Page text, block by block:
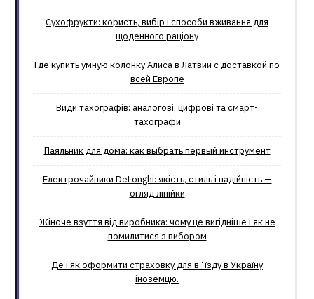
Сухофрукти: користь, вибір і способи вживання для
щоденного раціону
Где купить умную колонку Алиса в Латвии с доставкой по
всей Европе
Види тахографів: аналогові, цифрові та смарт-
тахографи
Паяльник для дома: как выбрать первый инструмент
Електрочайники DeLonghi: якість, стиль і надійність —
огляд лінійки
Жіноче взуття від виробника: чому це вигідніше і як не
помилитися з вибором
Де і як оформити страховку для вʼїзду в Україну
іноземцю.